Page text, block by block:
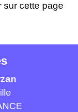
sur cette page